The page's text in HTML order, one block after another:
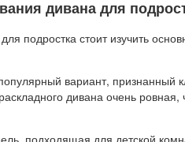
дивана для
подростка стоит изучить
вариант, признанный
дивана очень